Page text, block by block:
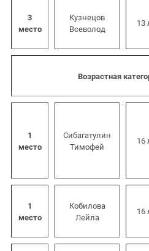
3
место
Кузнецов
Всеволод
13
Возрастная
1
место
Сибагатулин
Тимофей
16
1
место
Кобилова
Лейла
16